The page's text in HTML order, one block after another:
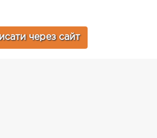
через сайт